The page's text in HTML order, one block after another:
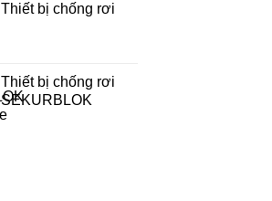
Thiết bị chống rơi
Thiết bị chống rơi
SEKURBLOK